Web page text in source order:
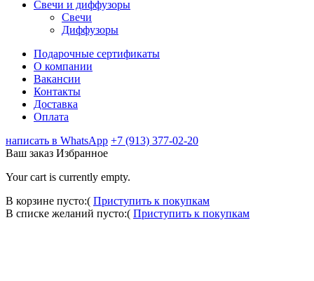
Свечи и диффузоры
Свечи
Диффузоры
Подарочные сертификаты
О компании
Вакансии
Контакты
Доставка
Оплата
написать в WhatsApp +7 (913) 377-02-20
Ваш заказ Избранное
Your cart is currently empty.
В корзине пусто:( Приступить к покупкам
В списке желаний пусто:( Приступить к покупкам